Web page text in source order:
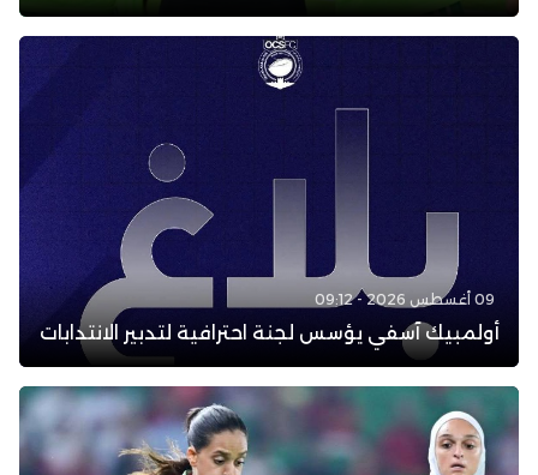
09 أغسطس 2026 - 09:12
أولمبيك آسفي يؤسس لجنة احترافية لتدبير الانتدابات